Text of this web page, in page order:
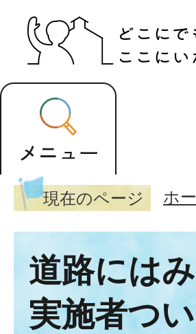
現在のページ ホ
道路には
実施者つ